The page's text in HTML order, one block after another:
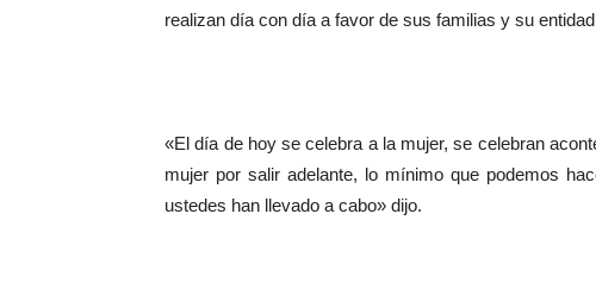
realizan día con día a favor de sus familias y su
«El día de hoy se celebra a la mujer, se celebran
mujer por salir adelante, lo mínimo que podemos
ustedes han llevado a cabo» dijo.